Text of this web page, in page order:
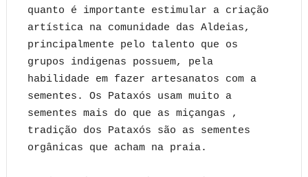
quanto é importante estimular a criação
artística na comunidade das Aldeias,
principalmente pelo talento que os
grupos indigenas possuem, pela
habilidade em fazer artesanatos com a
sementes. Os Pataxós usam muito a
sementes mais do que as miçangas ,
tradição dos Pataxós são as sementes
orgânicas que acham na praia.